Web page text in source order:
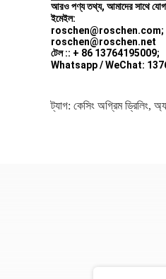
আরও পণ্য তথ্য, আমাদের সাথে
ইমেইল:
roschen@roschen.com;
roschen@roschen.net
টেল :: + 86 13764195009;
Whatsapp / WeChat:
ট্যাগ: কেসিং অগ্রিম ড্রিলিং,